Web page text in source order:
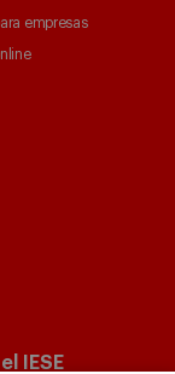
empresas
IESE